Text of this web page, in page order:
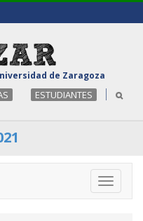
de Zaragoza
ESTUDIANTES
Toggle